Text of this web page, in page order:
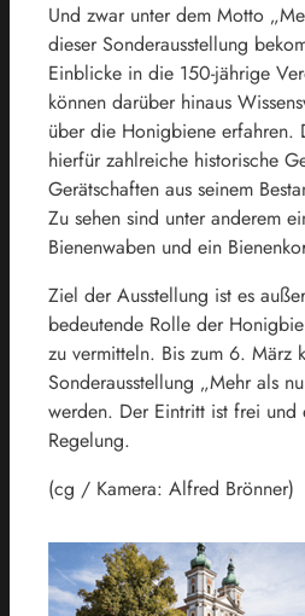
Und zwar unter dem Motto
dieser Sonderausstellung
Einblicke in die 150-jährige
können darüber hinaus
über die Honigbiene erfahren.
hierfür zahlreiche historische
Gerätschaften aus seinem
Zu sehen sind unter anderem
Bienenwaben und ein
Ziel der Ausstellung ist es
bedeutende Rolle der
zu vermitteln. Bis zum 6. März
Sonderausstellung „Mehr als
werden. Der Eintritt ist frei
Regelung.
(cg / Kamera: Alfred Brönner)